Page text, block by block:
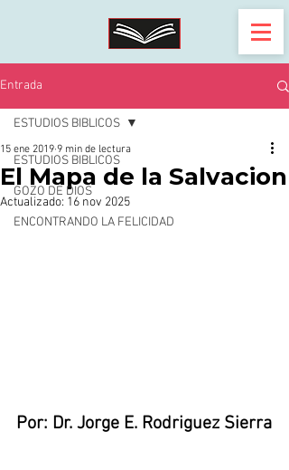
Entrada
ESTUDIOS BIBLICOS
GOZO DE DIOS
ENCONTRANDO LA FELICIDAD
ESTUDIOS BIBLICOS
El Mapa de la Salvacion
15 ene 2019 9 min de lectura
Actualizado: 16 nov 2025
Por: Dr. Jorge E. Rodriguez Sierra